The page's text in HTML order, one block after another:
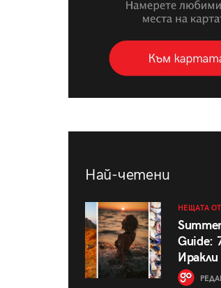
Най-четени
НЕЩАТА
Guide:
Иракли